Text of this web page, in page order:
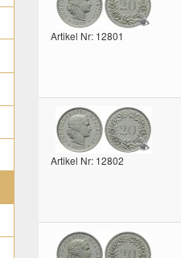
Artikel Nr: 12801
Artikel Nr: 12802